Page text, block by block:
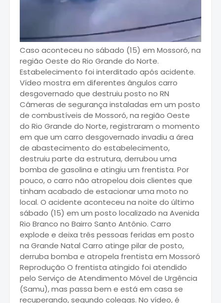
Caso aconteceu no sábado (15) em Mossoró, na
região Oeste do Rio Grande do Norte.
Estabelecimento foi interditado após acidente.
Vídeo mostra em diferentes ângulos carro
desgovernado que destruiu posto no RN
Câmeras de segurança instaladas em um posto
de combustíveis de Mossoró, na região Oeste
do Rio Grande do Norte, registraram o momento
em que um carro desgovernado invadiu a área
de abastecimento do estabelecimento,
destruiu parte da estrutura, derrubou uma
bomba de gasolina e atingiu um frentista. Por
pouco, o carro não atropelou dois clientes que
tinham acabado de estacionar uma moto no
local. O acidente aconteceu na noite do último
sábado (15) em um posto localizado na Avenida
Rio Branco no Bairro Santo Antônio. Carro
explode e deixa três pessoas feridas em posto
na Grande Natal Carro atinge pilar de posto,
derruba bomba e atropela frentista em Mossoró
Reprodução O frentista atingido foi atendido
pelo Serviço de Atendimento Móvel de Urgência
(Samu), mas passa bem e está em casa se
recuperando, segundo colegas. No vídeo, é